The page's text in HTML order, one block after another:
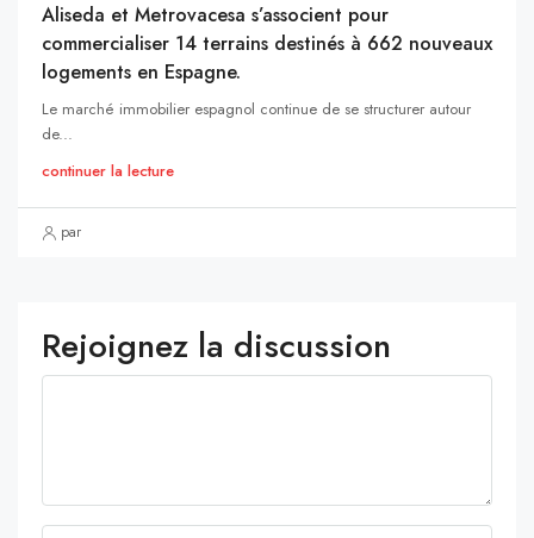
Aliseda et Metrovacesa s’associent pour
commercialiser 14 terrains destinés à 662 nouveaux
logements en Espagne.
Le marché immobilier espagnol continue de se structurer autour
de...
continuer la lecture
par
Rejoignez la discussion